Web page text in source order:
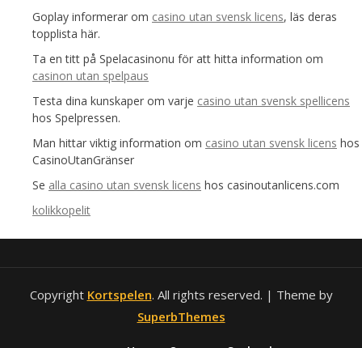
Goplay informerar om casino utan svensk licens, läs deras
topplista här.
Ta en titt på Spelacasinonu för att hitta information om
casinon utan spelpaus
Testa dina kunskaper om varje casino utan svensk spellicens
hos Spelpressen.
Man hittar viktig information om casino utan svensk licens hos
CasinoUtanGränser
Se alla casino utan svensk licens hos casinoutanlicens.com
kolikkopelit
Copyright Kortspelen. All rights reserved. | Theme by
SuperbThemes